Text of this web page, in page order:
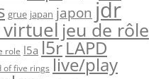
grue japan japon jdr
jeu de rôle
role l5a l5rLAPD
of five rings live/play